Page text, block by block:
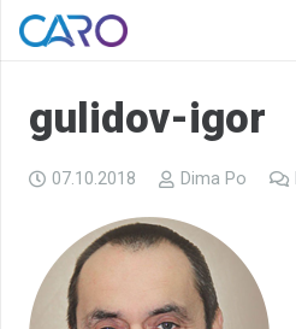
gulidov-igor
07.10.2018 Dima Po